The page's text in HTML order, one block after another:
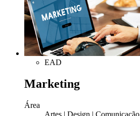
EAD
Marketing
Área
Artes | Design | Comunicação